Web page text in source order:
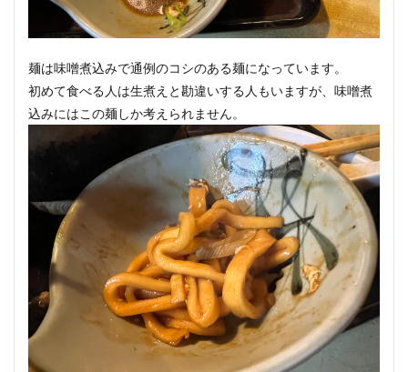
麺は味噌煮込みで通例のコシのある麺になっています。
初めて食べる人は生煮えと勘違いする人もいますが、味噌煮
込みにはこの麺しか考えられません。